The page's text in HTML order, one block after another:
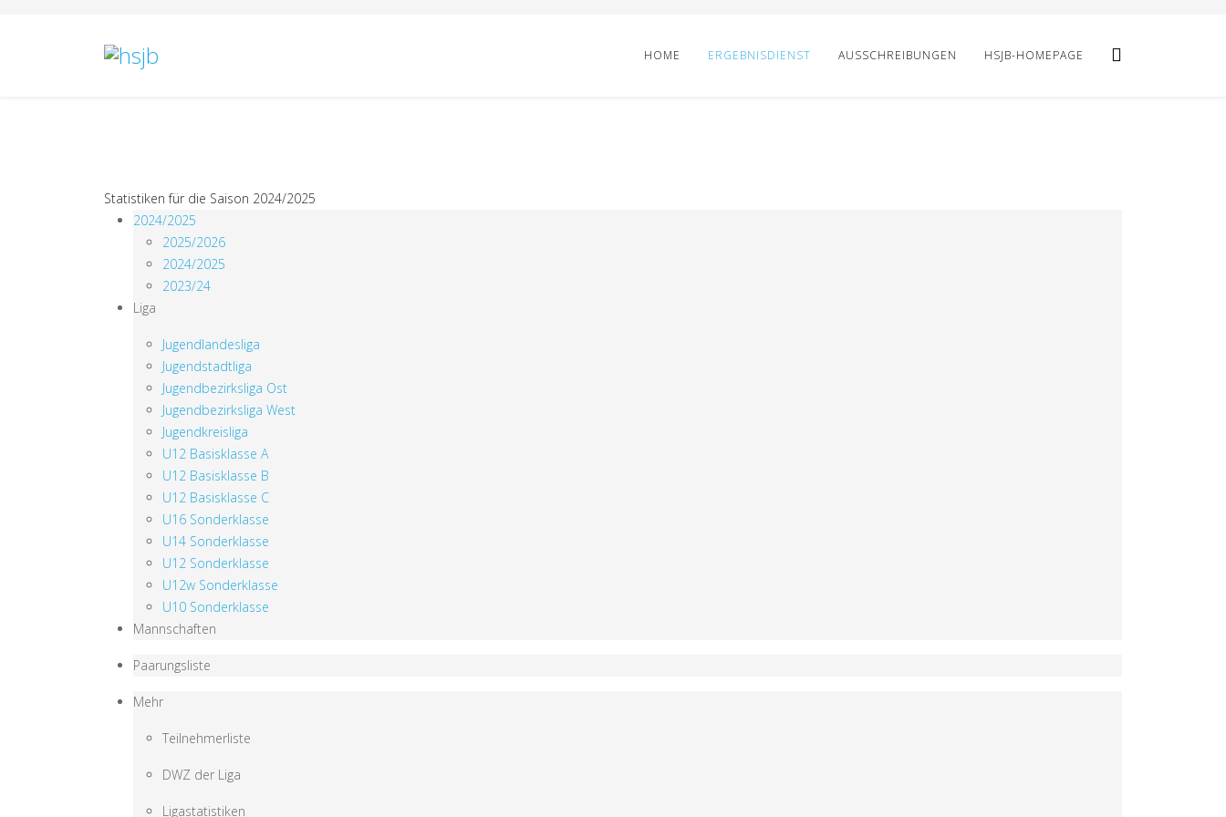
HOME ERGEBNISDIENST AUSSCHREIBUNGEN HSJB-HOMEPAGE
Statistiken für die Saison 2024/2025
2024/2025
2025/2026
2024/2025
2023/24
Liga
Jugendlandesliga
Jugendstadtliga
Jugendbezirksliga Ost
Jugendbezirksliga West
Jugendkreisliga
U12 Basisklasse A
U12 Basisklasse B
U12 Basisklasse C
U16 Sonderklasse
U14 Sonderklasse
U12 Sonderklasse
U12w Sonderklasse
U10 Sonderklasse
Mannschaften
Paarungsliste
Mehr
Teilnehmerliste
DWZ der Liga
Ligastatistiken